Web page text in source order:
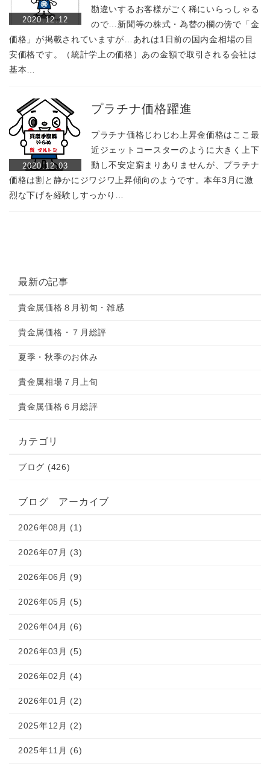
2020.12.12
勘違いするお客様がごく稀にいらっしゃる
ので…新聞等の株式・為替の欄の傍で「金
価格」が掲載されていますが…あれは1日前の国内金相場の目
安価格です。（統計学上の価格）あの金額で取引される会社は
基本…
2020.12.03
プラチナ価格躍進
プラチナ価格じわじわ上昇金価格はここ最
近ジェットコースターのように大きく上下
動し不安定窮まりありませんが、プラチナ
価格は割と静かにジワジワ上昇傾向のようです。本年3月に激
烈な下げを経験しすっかり…
最新の記事
貴金属価格８月初旬・雑感
貴金属価格・７月総評
夏季・秋季のお休み
貴金属相場７月上旬
貴金属価格６月総評
カテゴリ
ブログ (426)
ブログ アーカイブ
2026年08月 (1)
2026年07月 (3)
2026年06月 (9)
2026年05月 (5)
2026年04月 (6)
2026年03月 (5)
2026年02月 (4)
2026年01月 (2)
2025年12月 (2)
2025年11月 (6)